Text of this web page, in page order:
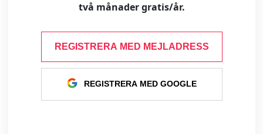
två månader gratis/år.
REGISTRERA MED MEJLADRESS
REGISTRERA MED GOOGLE